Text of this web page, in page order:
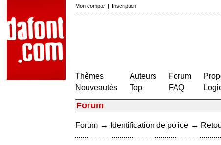
Mon compte | Inscription
Thèmes
Nouveautés
Auteurs
Top
Forum
FAQ
Forum
Forum → Identification de police →